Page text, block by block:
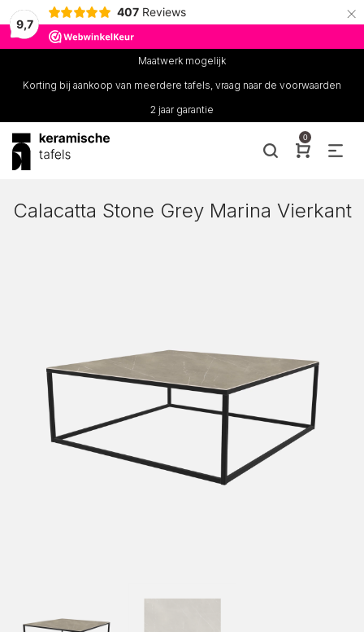
9,7
407 Reviews ×
Maatwerk mogelijk
Korting bij aankoop van meerdere tafels, vraag naar de voorwaarden
2 jaar garantie
0
Calacatta Stone Grey Marina Vierkant